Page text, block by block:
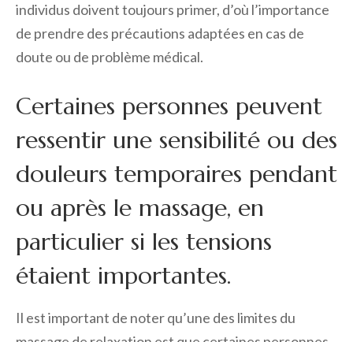
individus doivent toujours primer, d’où l’importance
de prendre des précautions adaptées en cas de
doute ou de problème médical.
Certaines personnes peuvent
ressentir une sensibilité ou des
douleurs temporaires pendant
ou après le massage, en
particulier si les tensions
étaient importantes.
Il est important de noter qu’une des limites du